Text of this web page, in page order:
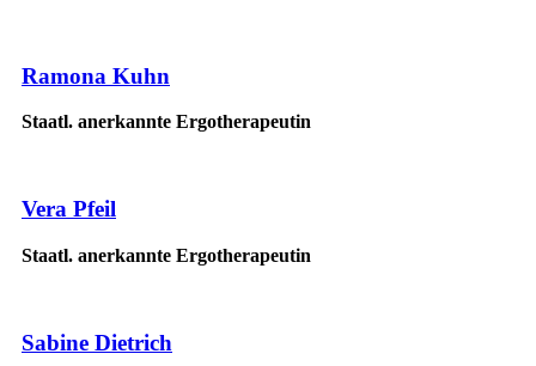
Ramona Kuhn
Staatl. anerkannte Ergotherapeutin
Vera Pfeil
Staatl. anerkannte Ergotherapeutin
Sabine Dietrich